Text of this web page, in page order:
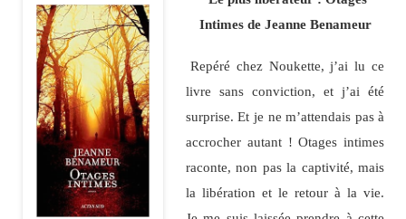
Intimes de Jeanne Benameur
Repéré chez Noukette, j’ai lu ce
livre sans conviction, et j’ai été
surprise. Et je ne m’attendais pas à
accrocher autant ! Otages intimes
raconte, non pas la captivité, mais
la libération et le retour à la vie.